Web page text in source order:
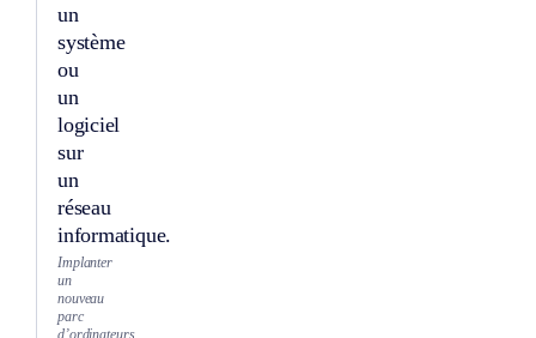
un
système
ou
un
logiciel
sur
un
réseau
informatique.
Implanter
un
nouveau
parc
d’ordinateurs